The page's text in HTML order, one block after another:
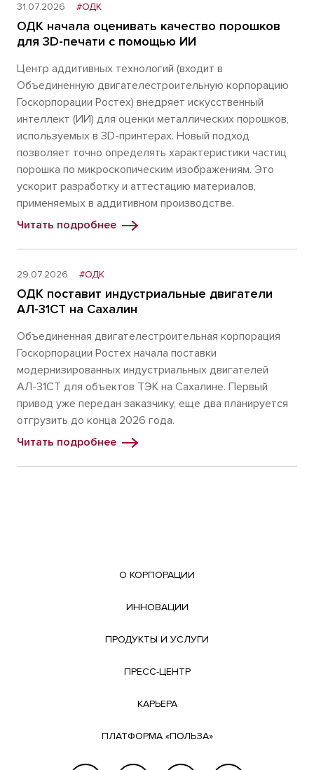
31.07.2026 #ОДК
ОДК начала оценивать качество порошков
для 3D-печати с помощью ИИ
Центр аддитивных технологий (входит в
Объединенную двигателестроительную корпорацию
Госкорпорации Ростех) внедряет искусственный
интеллект (ИИ) для оценки металлических порошков,
используемых в 3D-принтерах. Новый подход
позволяет точно определять характеристики частиц
порошка по микроскопическим изображениям. Это
ускорит разработку и аттестацию материалов,
применяемых в аддитивном производстве.
Читать подробнее
29.07.2026 #ОДК
ОДК поставит индустриальные двигатели
АЛ-31СТ на Сахалин
Объединенная двигателестроительная корпорация
Госкорпорации Ростех начала поставки
модернизированных индустриальных двигателей
АЛ-31СТ для объектов ТЭК на Сахалине. Первый
привод уже передан заказчику, еще два планируется
отгрузить до конца 2026 года.
Читать подробнее
О КОРПОРАЦИИ
ИННОВАЦИИ
ПРОДУКТЫ И УСЛУГИ
ПРЕСС-ЦЕНТР
КАРЬЕРА
ПЛАТФОРМА «ПОЛЬЗА»